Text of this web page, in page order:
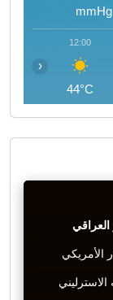
mmHg
12:00
44°C
‹